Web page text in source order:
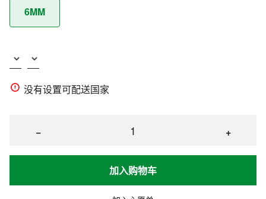
6MM
没有设置可配送国家
− +
加入购物车